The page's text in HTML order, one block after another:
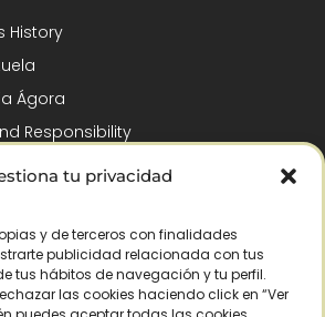
tu privacidad
y de terceros con finalidades
publicidad relacionada con tus
tus hábitos de navegación y tu perfil.
las cookies haciendo click en “Ver
History
Ágora
Responsibility
Gómez-Pintado